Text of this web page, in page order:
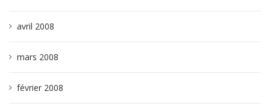
avril 2008
mars 2008
février 2008